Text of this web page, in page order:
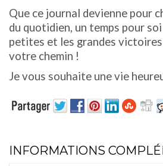
Que ce journal devienne pour
du quotidien, un temps pour
petites et les grandes
votre chemin !
Je vous souhaite une vie
INFORMATIONS